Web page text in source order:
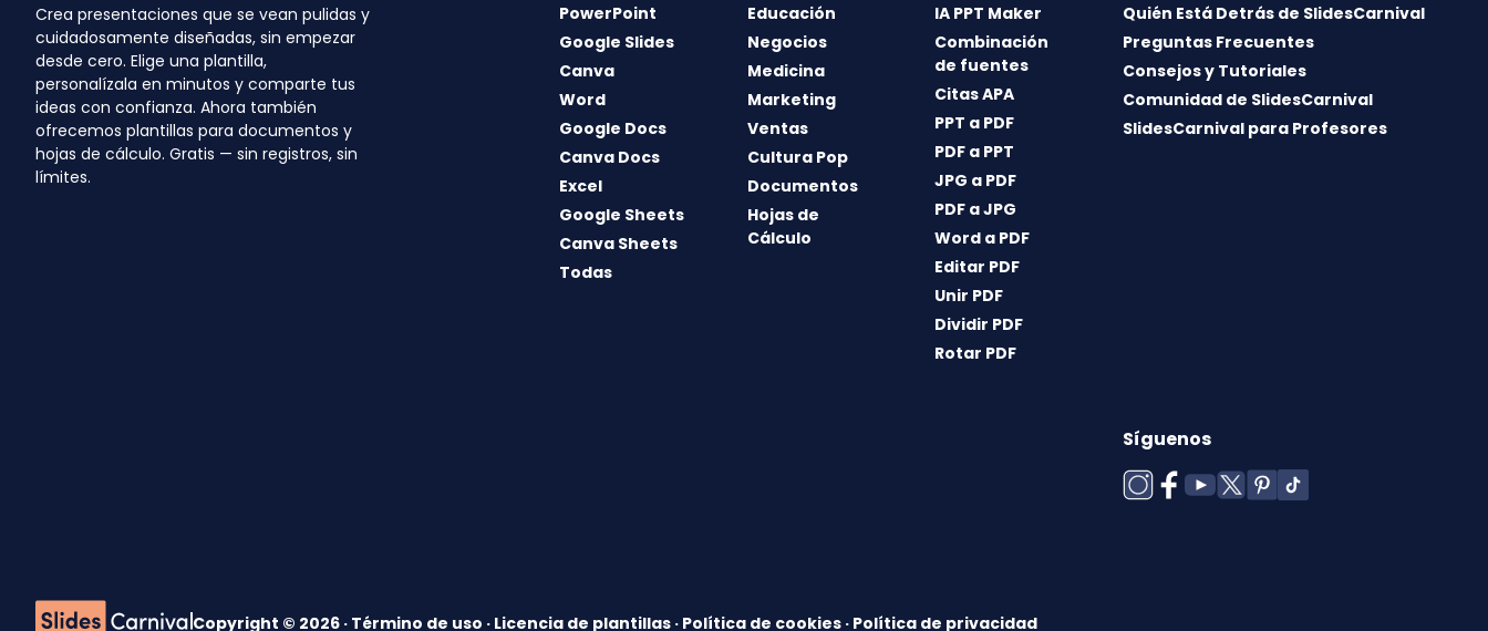
Crea presentaciones que se vean pulidas y
cuidadosamente diseñadas, sin empezar
desde cero. Elige una plantilla,
personalízala en minutos y comparte tus
ideas con confianza. Ahora también
ofrecemos plantillas para documentos y
hojas de cálculo. Gratis — sin registros, sin
límites.
PowerPoint
Google Slides
Canva
Word
Google Docs
Canva Docs
Excel
Google Sheets
Canva Sheets
Todas
Educación
Negocios
Medicina
Marketing
Ventas
Cultura Pop
Documentos
Hojas de
Cálculo
IA PPT Maker
Combinación
de fuentes
Citas APA
PPT a PDF
PDF a PPT
JPG a PDF
PDF a JPG
Word a PDF
Editar PDF
Unir PDF
Dividir PDF
Rotar PDF
Quién Está Detrás de SlidesCarnival
Preguntas Frecuentes
Consejos y Tutoriales
Comunidad de SlidesCarnival
SlidesCarnival para Profesores
Síguenos
Copyright © 2026 · Término de uso · Licencia de plantillas · Política de cookies · Política de privacidad